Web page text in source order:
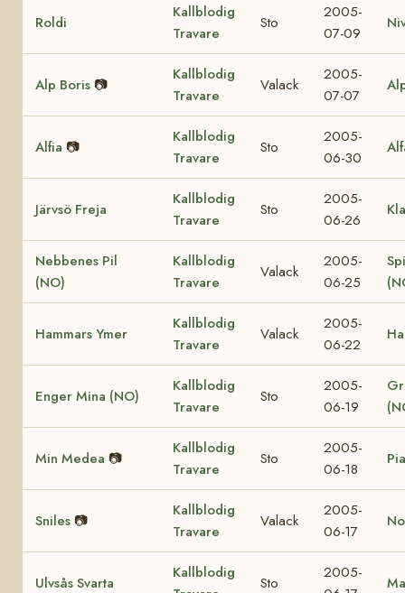
Roldi
Kallblodig
Travare
Sto
2005-
07-09
Alp Boris 📷
Kallblodig
Travare
Valack
2005-
07-07
Alfia 📷
Kallblodig
Travare
Sto
2005-
06-30
Järvsö Freja
Kallblodig
Travare
Sto
2005-
06-26
Nebbenes Pil
(NO)
Kallblodig
Travare
Valack
2005-
06-25
Hammars Ymer
Kallblodig
Travare
Valack
2005-
06-22
Enger Mina (NO)
Kallblodig
Travare
Sto
2005-
06-19
Min Medea 📷
Kallblodig
Travare
Sto
2005-
06-18
Sniles 📷
Kallblodig
Travare
Valack
2005-
06-17
Ulvsås Svarta
Kallblodig
Sto
2005-